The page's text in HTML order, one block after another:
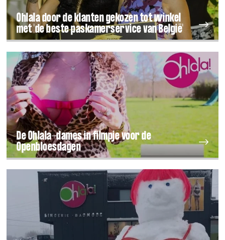
Ohlala door de klanten gekozen tot winkel
met 'de beste paskamerservice van België'
De Ohlala-dames in filmpje voor de
Openbloesdagen